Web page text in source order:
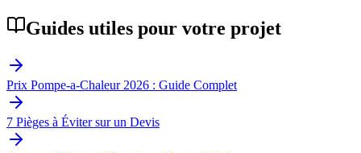
Guides utiles pour votre projet
Prix Pompe-a-Chaleur 2026 : Guide Complet
7 Pièges à Éviter sur un Devis